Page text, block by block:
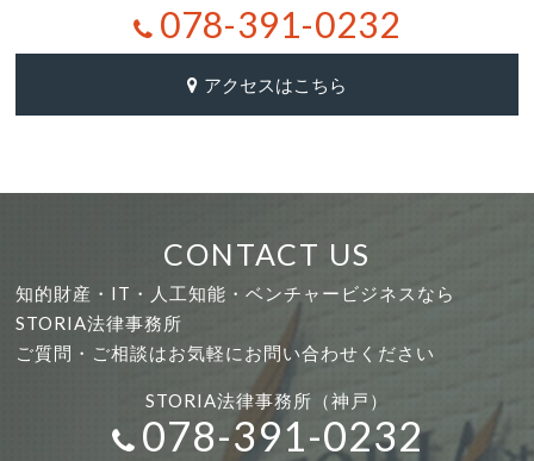
078-391-0232
アクセスはこちら
CONTACT US
知的財産・IT・人工知能・ベンチャービジネスなら
STORIA法律事務所
ご質問・ご相談はお気軽にお問い合わせください
STORIA法律事務所（神戸）
078-391-0232